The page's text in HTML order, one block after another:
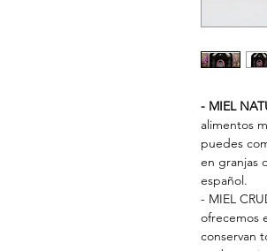
- MIEL
alimentos
puedes
en granjas
español.
- MIEL
ofrecemos
conservan